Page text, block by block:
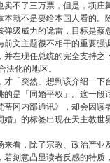
不了三万票，但是，项庄
就不是要给本国人看的。
级威力的诡雷，目标是蔡
文主题很不相干的重要强
在现任总统的完全支持之
化的地区。
「突然」想到该介绍一下
是「同婚平权」。这一段
冈内部通讯》，却会因读
」的标签出现在天主教世
来看，除了宗教、政治产
刻意凸显读者反感的特质